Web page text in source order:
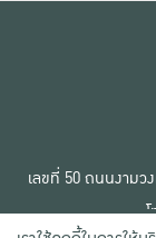
เลขที่ 50 ถนนงามว